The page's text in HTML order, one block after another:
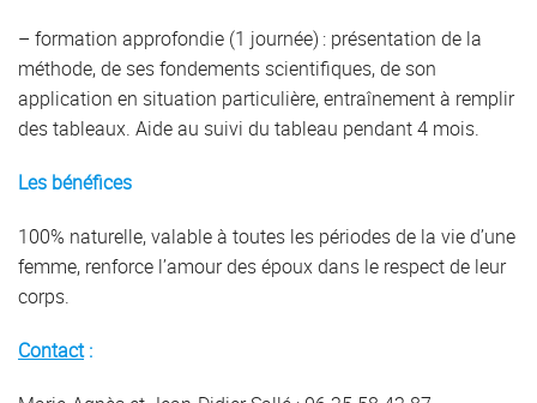
– formation approfondie (1 journée) : présentation de la
méthode, de ses fondements scientifiques, de son
application en situation particulière, entraînement à remplir
des tableaux. Aide au suivi du tableau pendant 4 mois.
Les bénéfices
100% naturelle, valable à toutes les périodes de la vie d’une
femme, renforce l’amour des époux dans le respect de leur
corps.
Contact: